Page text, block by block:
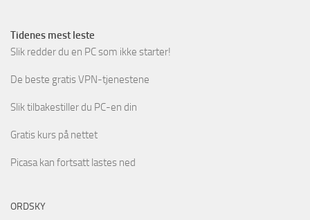
Tidenes mest leste
Slik redder du en PC som ikke starter!
De beste gratis VPN-tjenestene
Slik tilbakestiller du PC-en din
Gratis kurs på nettet
Picasa kan fortsatt lastes ned
ORDSKY